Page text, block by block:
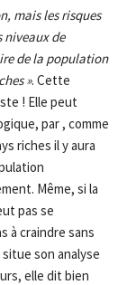
mais les risques
niveaux de
de la population
». Cette
! Elle peut
par , comme
riches il y aura
Même, si la
pas se
à craindre sans
son analyse
elle dit bien